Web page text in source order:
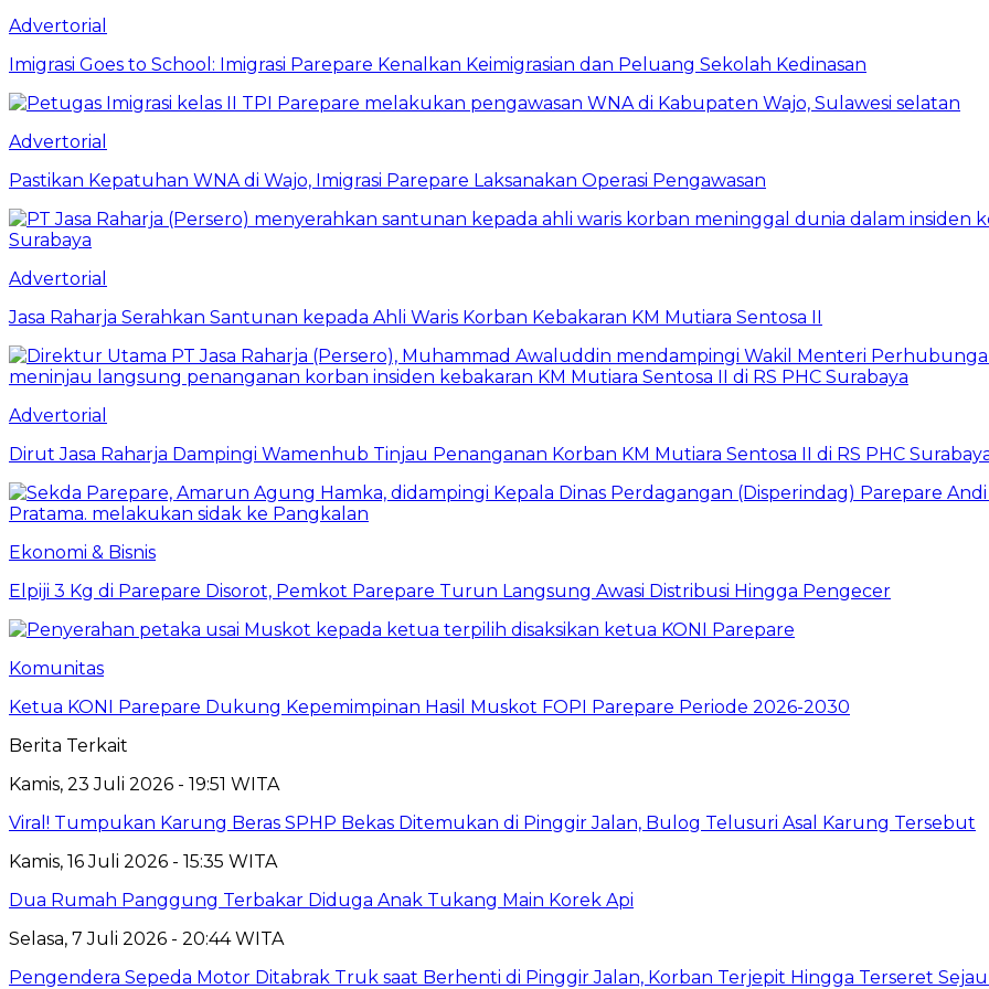
Advertorial
Imigrasi Goes to School: Imigrasi Parepare Kenalkan Keimigrasian dan Peluang Sekolah Kedinasan
Advertorial
Pastikan Kepatuhan WNA di Wajo, Imigrasi Parepare Laksanakan Operasi Pengawasan
Advertorial
Jasa Raharja Serahkan Santunan kepada Ahli Waris Korban Kebakaran KM Mutiara Sentosa II
Advertorial
Dirut Jasa Raharja Dampingi Wamenhub Tinjau Penanganan Korban KM Mutiara Sentosa II di RS PHC
Ekonomi & Bisnis
Elpiji 3 Kg di Parepare Disorot, Pemkot Parepare Turun Langsung Awasi Distribusi Hingga Pengecer
Komunitas
Ketua KONI Parepare Dukung Kepemimpinan Hasil Muskot FOPI Parepare Periode 2026-2030
Berita Terkait
Kamis, 23 Juli 2026 - 19:51 WITA
Viral! Tumpukan Karung Beras SPHP Bekas Ditemukan di Pinggir Jalan, Bulog Telusuri Asal Karung Tersebut
Kamis, 16 Juli 2026 - 15:35 WITA
Dua Rumah Panggung Terbakar Diduga Anak Tukang Main Korek Api
Selasa, 7 Juli 2026 - 20:44 WITA
Pengendera Sepeda Motor Ditabrak Truk saat Berhenti di Pinggir Jalan, Korban Terjepit Hingga Terseret